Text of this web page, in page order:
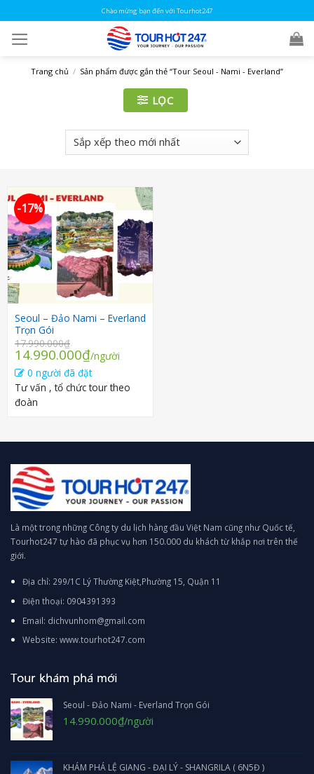
to
content
Chào mừng bạn đến với Tourhot247
Trang chủ / Sản phẩm được gắn thẻ “Tour Seoul - Nami - Everland”
LỌC
-17%
Seoul – Đảo Nami – Everland
Trọn Gói
17.990.000₫
Giá
gốc
là:
17.990.000₫.
14.990.000₫Giá
hiện
tại
là:
/người
0 người đã đặt
Tư vấn , tổ chức tour theo
đoàn
Là một trong những Công ty du lịch hàng đầu Việt Nam cũng như Quốc tế,
Tourhot247 tự hào đã phục vụ hơn 150.000 du khách từ khắp nơi trên thế
giới.
Địa chỉ: 299/1C Lý Thường Kiệt,Phường 15, Quận 11
Điện thoại: 0904391393
Email: dichvunhom@gmail.com
Website: www.tourhot247.com
Tour khám phá mới
Seoul - Đảo Nami - Everland Trọn Gói
Giá
14.990.000₫Giá
hiện
14.990.000₫.
/người
KHÁM PHÁ LỆ GIANG - ĐẠI LÝ - SHANGRILA ( 6N5Đ )